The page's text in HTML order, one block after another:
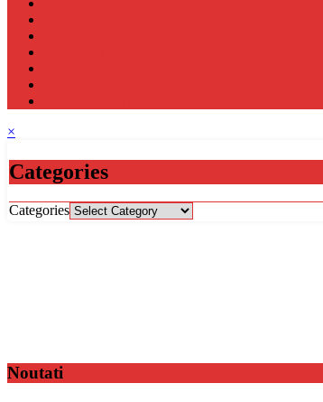
×
Categories
Categories
Noutati